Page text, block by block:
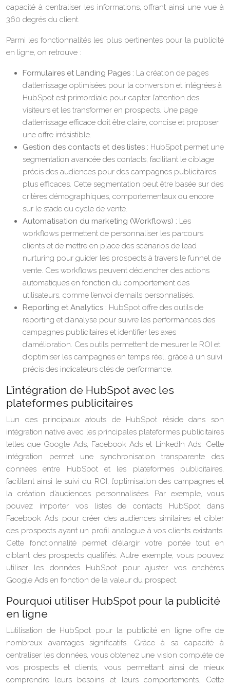
capacité à centraliser les informations, offrant ainsi une vue à
360 degrés du client.
Parmi les fonctionnalités les plus pertinentes pour la publicité
en ligne, on retrouve :
Formulaires et Landing Pages : La création de pages
d’atterrissage optimisées pour la conversion et intégrées à
HubSpot est primordiale pour capter l’attention des
visiteurs et les transformer en prospects. Une page
d’atterrissage efficace doit être claire, concise et proposer
une offre irrésistible.
Gestion des contacts et des listes : HubSpot permet une
segmentation avancée des contacts, facilitant le ciblage
précis des audiences pour des campagnes publicitaires
plus efficaces. Cette segmentation peut être basée sur des
critères démographiques, comportementaux ou encore
sur le stade du cycle de vente.
Automatisation du marketing (Workflows) : Les
workflows permettent de personnaliser les parcours
clients et de mettre en place des scénarios de lead
nurturing pour guider les prospects à travers le funnel de
vente. Ces workflows peuvent déclencher des actions
automatiques en fonction du comportement des
utilisateurs, comme l’envoi d’emails personnalisés.
Reporting et Analytics : HubSpot offre des outils de
reporting et d’analyse pour suivre les performances des
campagnes publicitaires et identifier les axes
d’amélioration. Ces outils permettent de mesurer le ROI et
d’optimiser les campagnes en temps réel, grâce à un suivi
précis des indicateurs clés de performance.
L’intégration de HubSpot avec les
plateformes publicitaires
L’un des principaux atouts de HubSpot réside dans son
intégration native avec les principales plateformes publicitaires
telles que Google Ads, Facebook Ads et LinkedIn Ads. Cette
intégration permet une synchronisation transparente des
données entre HubSpot et les plateformes publicitaires,
facilitant ainsi le suivi du ROI, l’optimisation des campagnes et
la création d’audiences personnalisées. Par exemple, vous
pouvez importer vos listes de contacts HubSpot dans
Facebook Ads pour créer des audiences similaires et cibler
des prospects ayant un profil analogue à vos clients existants.
Cette fonctionnalité permet d’élargir votre portée tout en
ciblant des prospects qualifiés. Autre exemple, vous pouvez
utiliser les données HubSpot pour ajuster vos enchères
Google Ads en fonction de la valeur du prospect.
Pourquoi utiliser HubSpot pour la publicité
en ligne
L’utilisation de HubSpot pour la publicité en ligne offre de
nombreux avantages significatifs. Grâce à sa capacité à
centraliser les données, vous obtenez une vision complète de
vos prospects et clients, vous permettant ainsi de mieux
comprendre leurs besoins et leurs comportements. Cette